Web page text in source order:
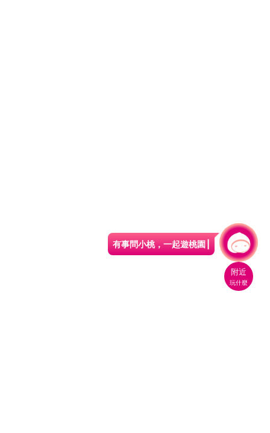
有事問小桃，一起遊桃園
附近
玩什麼